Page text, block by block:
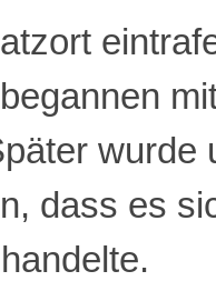
wurde
dass es